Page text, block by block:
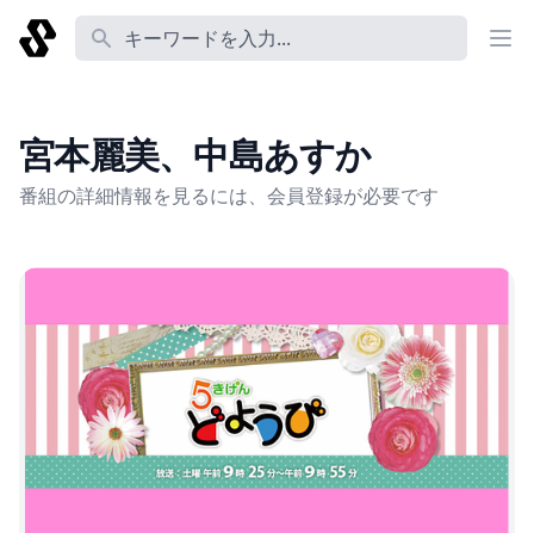
番組名 あるいは コーナー名 あるいは 説明 あるい
宮本麗美、中島あすか
番組の詳細情報を見るには、会員登録が必要です